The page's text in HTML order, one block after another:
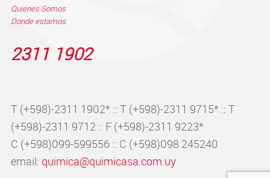
Quienes Somos
Donde estamos
2311 1902
T (+598)-2311 1902* :: T (+598)-2311 9715* :: T
(+598)-2311 9712 :: F (+598)-2311 9223*
C (+598)099-599556 :: C (+598)098 245240
email: quimica@quimicasa.com.uy